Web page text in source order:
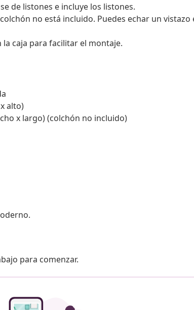
de listones e incluye los listones.
no está incluido. Puedes echar un vistazo
caja para facilitar el montaje.
alto)
x largo) (colchón no incluido)
para comenzar.